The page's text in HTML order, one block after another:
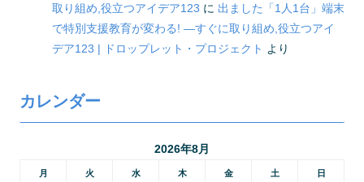
取り組め,役立つアイデア123 に 出ました「1人1台」端末
で特別支援教育が変わる! ―すぐに取り組め,役立つアイ
デア123 | ドロップレット・プロジェクト より
カレンダー
2026年8月
月 火 水 木 金 土 日